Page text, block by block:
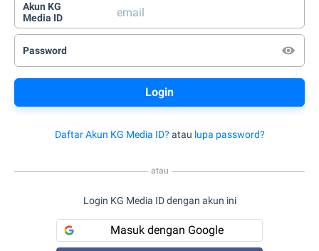
Akun KG
Media ID
Password
Daftar Akun KG Media ID? atau lupa password?
atau
Login KG Media ID dengan akun ini
Masuk dengan Google